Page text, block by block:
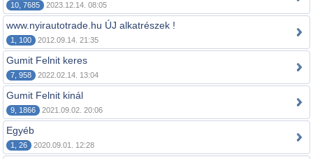
10, 7685 2023.12.14. 08:05
www.nyirautotrade.hu ÚJ alkatrészek !
1, 100 2012.09.14. 21:35
Gumit Felnit keres
7, 958 2022.02.14. 13:04
Gumit Felnit kinál
9, 1866 2021.09.02. 20:06
Egyéb
1, 26 2020.09.01. 12:28